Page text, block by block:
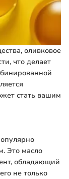
оливковое
что делает
стать вашим
Это масло
обладающий
не только